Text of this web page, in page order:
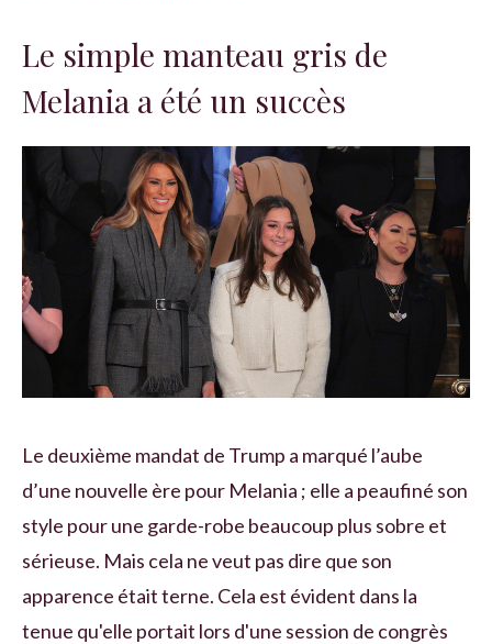
Le simple manteau gris de
Melania a été un succès
Le deuxième mandat de Trump a marqué l’aube
d’une nouvelle ère pour Melania ; elle a peaufiné son
style pour une garde-robe beaucoup plus sobre et
sérieuse. Mais cela ne veut pas dire que son
apparence était terne. Cela est évident dans la
tenue qu'elle portait lors d'une session de congrès